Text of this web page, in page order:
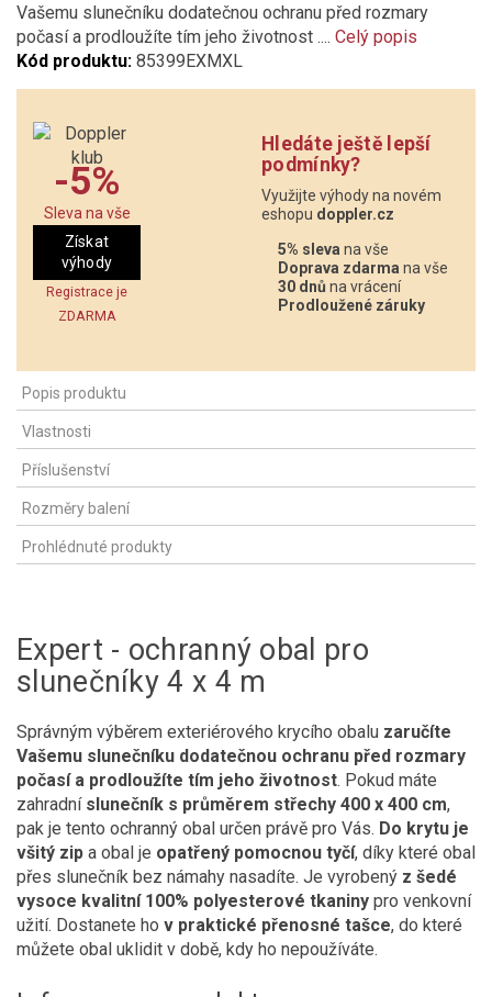
Vašemu slunečníku dodatečnou ochranu před rozmary
počasí a prodloužíte tím jeho životnost .... Celý popis
Kód produktu: 85399EXMXL
-5%
Sleva na vše
Získat
výhody
Registrace je
ZDARMA
Hledáte ještě lepší
podmínky?
Využijte výhody na novém
eshopu doppler.cz
5% sleva na vše
Doprava zdarma na vše
30 dnů na vrácení
Prodloužené záruky
Popis produktu
Vlastnosti
Příslušenství
Rozměry balení
Prohlédnuté produkty
Expert - ochranný obal pro
slunečníky 4 x 4 m
Správným výběrem exteriérového krycího obalu zaručíte
Vašemu slunečníku dodatečnou ochranu před rozmary
počasí a prodloužíte tím jeho životnost. Pokud máte
zahradní slunečník s průměrem střechy 400 x 400 cm,
pak je tento ochranný obal určen právě pro Vás. Do krytu je
všitý zip a obal je opatřený pomocnou tyčí, díky které obal
přes slunečník bez námahy nasadíte. Je vyrobený z šedé
vysoce kvalitní 100% polyesterové tkaniny pro venkovní
užití. Dostanete ho v praktické přenosné tašce, do které
můžete obal uklidit v době, kdy ho nepoužíváte.